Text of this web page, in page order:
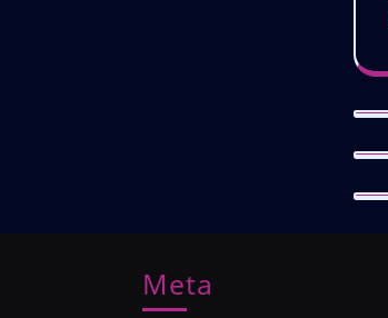
Meta